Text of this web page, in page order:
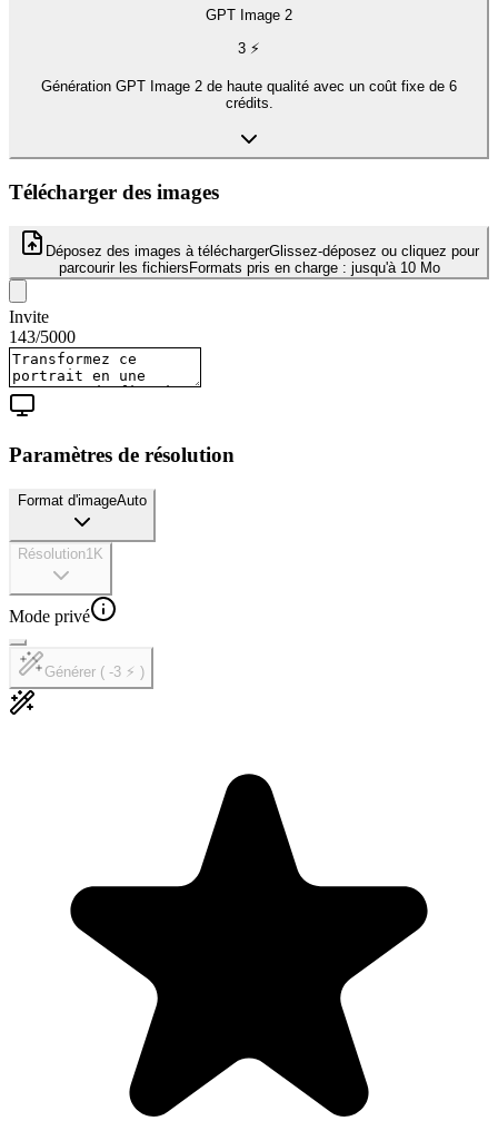
GPT Image 2
3 ⚡
Génération GPT Image 2 de haute qualité avec un coût fixe de 6
crédits.
Télécharger des images
Déposez des images à téléchargerGlissez-déposez ou cliquez pour
parcourir les fichiersFormats pris en charge : jusqu'à 10 Mo
Invite
143/5000
Paramètres de résolution
Format d'imageAuto
Résolution1K
Mode privé
Générer ( -3 ⚡ )